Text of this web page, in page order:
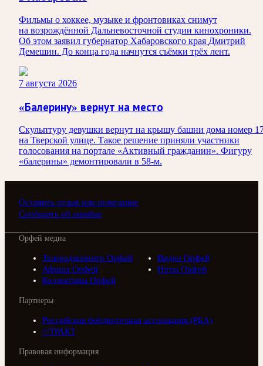
Фильмы о хоккее, музыке и фронтовиках снимут
на возрождённой Дальневосточной студии кинохроники.
Об этом заявил губернатор Хабаровского края Дмитрий
Демешин. До конца года начнутся съёмки трёх лент.
7 августа 2026
«Балерину» вернут на место
Скульптуру девушки вернут на крышу башни дома номер
на Тверской улице. Такое решение приняли участники
голосования на портале «Активный гражданин». Фигуру
«балерины» демонтировали в 58-м.
Оставить отзыв или пожелание
Сообщить об ошибке
Орфей медиа
Телерадиоцентр Орфей
Видео Орфей
Афиша Орфей
Ноты Орфей
Коллективы Орфей
Партнеры
Российская библиотечная ассоциация (РБА)
///ТРАКТ
Правовая информация